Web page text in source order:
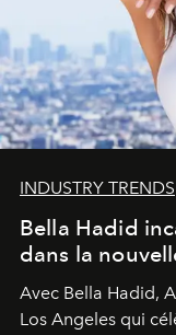
INDUSTRY TRENDS
Bella Hadid
dans la
Avec Bella Hadid,
Los Angeles qui